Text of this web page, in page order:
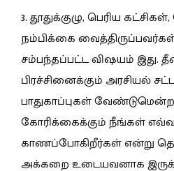
3. தூதுக்குழு, பெரிய
நம்பிக்கை
சம்பந்தப்பட்ட விஷயம் இது.
பிரச்சினைக்கும் அரசியல்
பாதுகாப்புகள்
கோரிக்கைக்கும் நீங்கள்
காணப்போகிறீர்கள் என்று
அக்கறை உடையவனாக